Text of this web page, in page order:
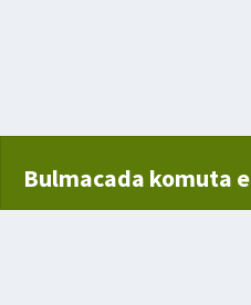
Bulmacada komuta